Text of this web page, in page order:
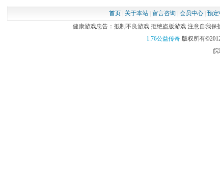
首页| 关于本站| 留言咨询 会员中心| 预
健康游戏忠告：抵制不良游戏 拒绝盗版游戏 注意自我保
1.76公益传奇版权所有
皖